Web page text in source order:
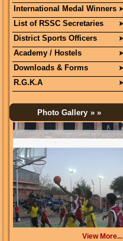
International Medal Winners
List of RSSC Secretaries
District Sports Officers
Academy / Hostels
Downloads & Forms
R.G.K.A
Photo Gallery » »
View More...